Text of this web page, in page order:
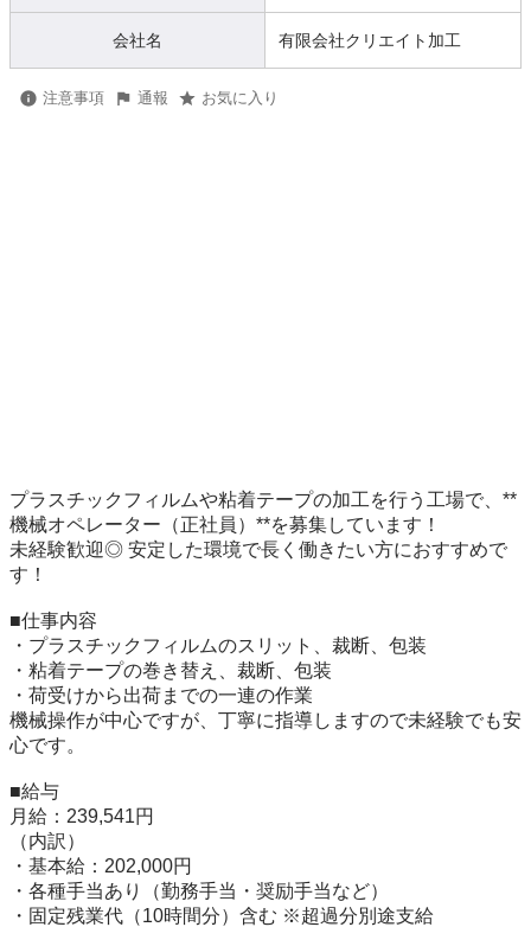
会社名 有限会社クリエイト加工
注意事項 通報 お気に入り
プラスチックフィルムや粘着テープの加工を行う工場で、**
機械オペレーター（正社員）**を募集しています！
未経験歓迎◎ 安定した環境で長く働きたい方におすすめで
す！
■仕事内容
・プラスチックフィルムのスリット、裁断、包装
・粘着テープの巻き替え、裁断、包装
・荷受けから出荷までの一連の作業
機械操作が中心ですが、丁寧に指導しますので未経験でも安
心です。
■給与
月給：239,541円
（内訳）
・基本給：202,000円
・各種手当あり（勤務手当・奨励手当など）
・固定残業代（10時間分）含む ※超過分別途支給